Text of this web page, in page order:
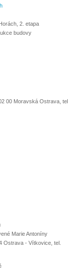
2. etapa
budovy
00 Moravská Ostrava,
Marie Antoníny
Ostrava - Vítkovice, tel.